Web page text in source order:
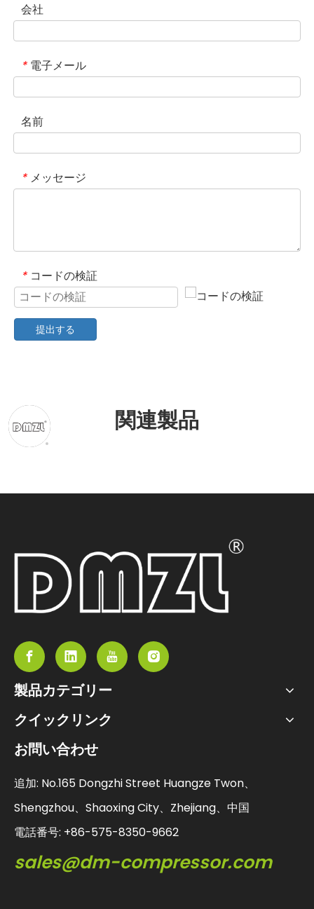
会社
* 電子メール
名前
* メッセージ
* コードの検証
提出する
関連製品
製品カテゴリー
クイックリンク
お問い合わせ
追加: No.165 Dongzhi Street Huangze Twon、
Shengzhou、Shaoxing City、Zhejiang、中国
電話番号: +86-575-8350-9662
sales@dm-compressor.com